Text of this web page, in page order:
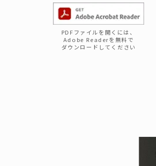
PDFファイルを開くには、
Adobe Readerを無料で
ダウンロードしてください